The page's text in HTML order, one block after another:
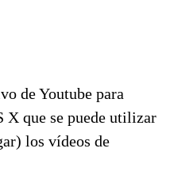
de Youtube para
que se puede utilizar
los vídeos de